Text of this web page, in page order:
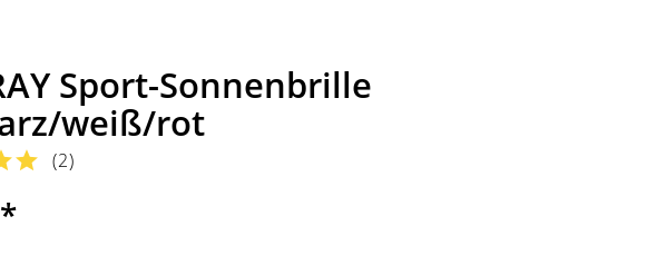
Sport-Sonnenbrille
weiß/rot
(2)